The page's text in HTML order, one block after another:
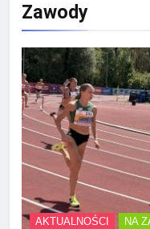
Zawody
AKTUALNOŚCI NA